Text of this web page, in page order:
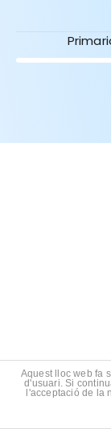
Aquest lloc web fa
d'usuari. Si
l'acceptació de la